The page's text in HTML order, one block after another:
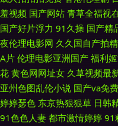
岛国电影 欧美精品91爱爱 亚洲
伦理五月花 欧美抠逼 亚洲色视
精品在线人妻 影音先锋电影变
成人在线 95福利片 玖玖精爱爱
羞视频 国产网站 青草全福视
国产好片浮力 91久操 国产精
夜伦理电影网 久久国自产拍
A片 伦理电影亚洲国产 福利
花 黄色网网址女 久草视频最
亚州色图乱伦小说 国产va免
婷婷瑟色 东京热狠狠草 日韩
91色色人妻 都市激情婷婷 91